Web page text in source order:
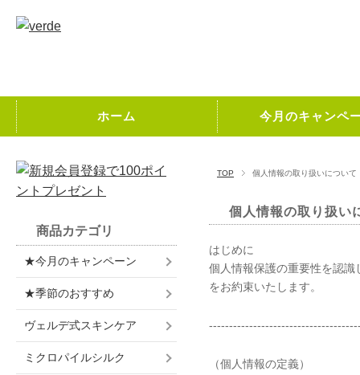
ホーム 今月のキャンペ
TOP 個人情報の取り扱いについて
個人情報の取り扱い
はじめに
個人情報保護の重要性を認
をお約束いたします。
（個人情報の定義）
商品カテゴリ
★今月のキャンペーン
★季節のおすすめ
ヴェルデ式スキンケア
ミクロパイルシルク